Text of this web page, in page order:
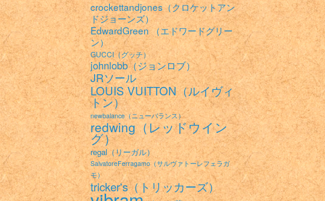
crockettandjones（クロケットアン
ドジョーンズ）
EdwardGreen （エドワードグリー
ン）
GUCCI（グッチ）
johnlobb（ジョンロブ）
JRソール
LOUIS VUITTON（ルイヴィ
トン）
newbalance（ニューバランス）
redwing（レッドウイン
グ）
regal（リーガル）
SalvatoreFerragamo（サルヴァトーレフェラガ
モ）
tricker's（トリッカーズ）